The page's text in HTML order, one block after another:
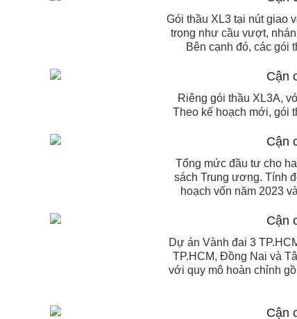
Gói thầu XL3 tại nút giao
trọng như cầu vượt,
Bên cạnh đó, các gói
Riêng gói thầu XL3A,
Theo kế hoạch mới, gói
Tổng mức đầu tư cho
sách Trung ương. Tính
hoạch vốn năm 2023
Dự án Vành đai 3
TP.HCM, Đồng Nai và
với quy mô hoàn chỉnh